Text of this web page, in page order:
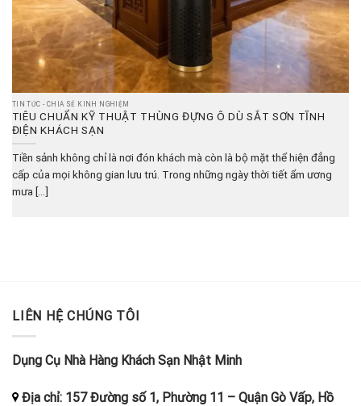
TIN TỨC - CHIA SẺ KINH NGHIỆM
TIÊU CHUẨN KỸ THUẬT THÙNG ĐỰNG Ô DÙ SẮT SƠN TĨNH
ĐIỆN KHÁCH SẠN
Tiền sảnh không chỉ là nơi đón khách mà còn là bộ mặt thể hiện đẳng
cấp của mọi không gian lưu trú. Trong những ngày thời tiết ẩm ương
mưa [...]
LIÊN HỆ CHÚNG TÔI
Dụng Cụ Nhà Hàng Khách Sạn Nhật Minh
Địa chỉ: 157 Đường số 1, Phường 11 – Quận Gò Vấp, Hồ